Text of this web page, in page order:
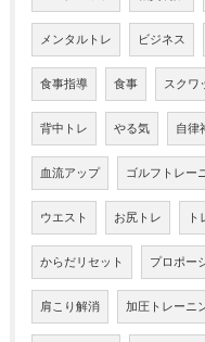
メンタルトレ ビジネス
食事指導 食事 スクワ
背中トレ やる気 自律
血流アップ ゴルフトレー
ウエスト お尻トレ
からだリセット プロポー
肩こり解消 加圧トレーニ